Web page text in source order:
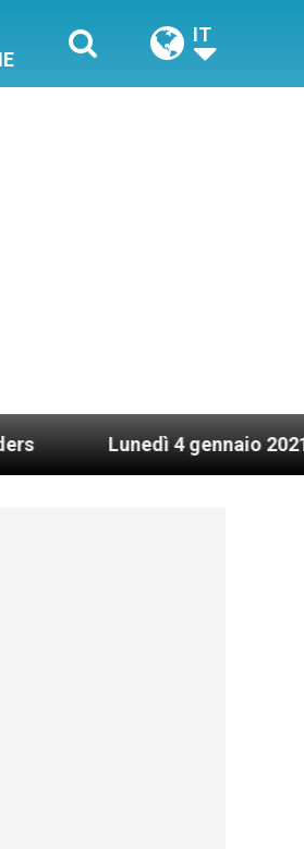
IT
4 gennaio 2021: Possesso